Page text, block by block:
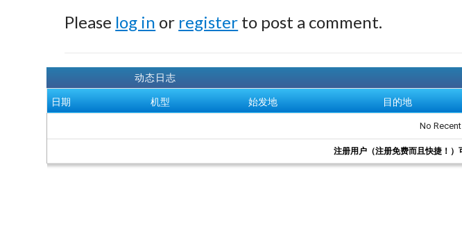
Please log in or register to post a comment.
动态日志
日期 机型 始发地 目的地
No
注册用户（注册免费而且快捷！